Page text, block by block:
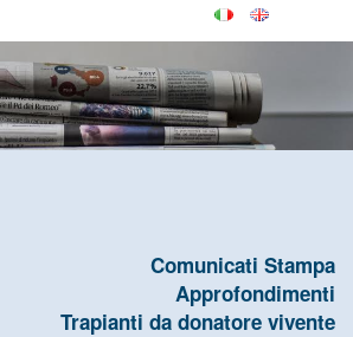
Comunicati Stampa
Approfondimenti
Trapianti da donatore vivente